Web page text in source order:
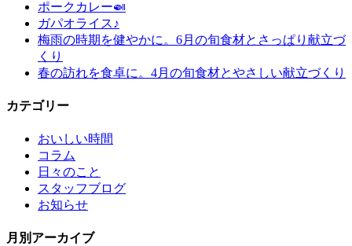
ポークカレー🍛
ガパオライス♪
梅雨の時期を健やかに。6月の旬食材とさっぱり献立づ
くり
春の訪れを食卓に。4月の旬食材とやさしい献立づくり
カテゴリー
おいしい時間
コラム
日々のこと
スタッフブログ
お知らせ
月別アーカイブ